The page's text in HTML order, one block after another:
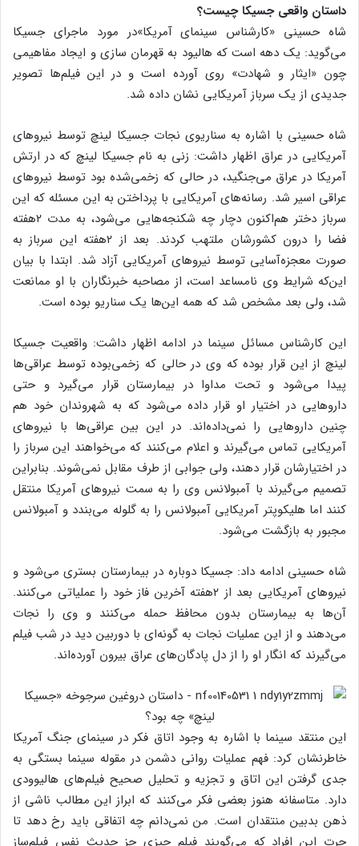
داستان واقعی جسیکا چیست؟
شاه حسینی «کارشناس سینمای آمریکا»در مورد ماجرای جسیکا
می‌گوید: یک دهه است که هالیود به قهرمان سازی و ایجاد مفاهیمی
چون «ایثار و شهادت» روی آورده است و در این فیلم‌ها تصویر
جدیدی از یک سرباز آمریکایی نشان داده شد.
شاه حسینی با اشاره به سناریوی نجات جسیکا لینچ توسط نیروهای
آمریکایی در عراق اظهار داشت: زنی به نام جسیکا لینچ که در ارتش
آمریکا در عراق می‌جنگید، در حالی که زخمی‌شده بود توسط نیروهای
عراقی اسیر شد. رسانه‌های آمریکایی با پرداختن به این مسئله که این
سرباز دختر هم‌اکنون دچار چه شکنجه‌هایی می‌شود، به مدت ۲هفته
فضا را درون کشورشان ملتهب کردند. بعد از ۲هفته این سرباز به
صورت معجزه‌آسایی توسط نیروهای آمریکایی آزاد شد. ابتدا با بیان
این‌که شرایط وی نامساعد است، از مصاحبه خبرنگاران با او ممانعت
شد، ولی بعد مشخص شد که همه این‌ها یک سناریو بوده است.
این کارشناس مسائل سینما در ادامه اظهار داشت: واقعیت جسیکا
لینچ از این قرار بوده که وی در حالی که زخمی‌بوده توسط عراقی‌ها
پیدا می‌شود و تحت مداوا در بیمارستان قرار می‌گیرد و حتی
داروهایی در اختیار او قرار داده می‌شود که به شهروندان خود هم
چنین داروهایی را نمی‌داده‌اند. در این بین عراقی‌ها با نیروهای
آمریکایی تماس می‌گیرند و اعلام می‌کنند که می‌خواهند این سرباز را
در اختیارشان قرار دهند، ولی جوابی از طرف مقابل نمی‌شوند. بنابراین
تصمیم می‌گیرند با آمبولانس وی را به سمت نیروهای آمریکا منتقل
کنند اما هلیکوپتر آمریکایی آمبولانس را به گلوله می‌بندد و آمبولانس
مجبور به بازگشت می‌شود.
شاه حسینی ادامه داد: جسیکا دوباره در بیمارستان بستری می‌شود و
نیروهای آمریکایی بعد از ۲هفته آخرین فاز خود را عملیاتی می‌کنند.
آن‌ها به بیمارستان بدون محافظ حمله می‌کنند و وی را نجات
می‌دهند و از این عملیات نجات به گونه‌ای با دوربین دید در شب فیلم
می‌گیرند که انگار او را از دل پادگان‌های عراق بیرون آورده‌اند.
این منتقد سینما با اشاره به وجود اتاق فکر در سینمای جنگ آمریکا
خاطرنشان کرد: فهم عملیات روانی دشمن در مقوله سینما بستگی به
جدی گرفتن این اتاق و تجزیه و تحلیل صحیح فیلم‌های هالیوودی
دارد. متاسفانه هنوز بعضی فکر می‌کنند که ابراز این مطالب ناشی از
ذهن بدبین منتقدان است. من نمی‌دانم چه اتفاقی باید رخ دهد تا
چرت این افراد که می‌گویند فیلم چیزی جز حدیث نفس فیلم‌ساز